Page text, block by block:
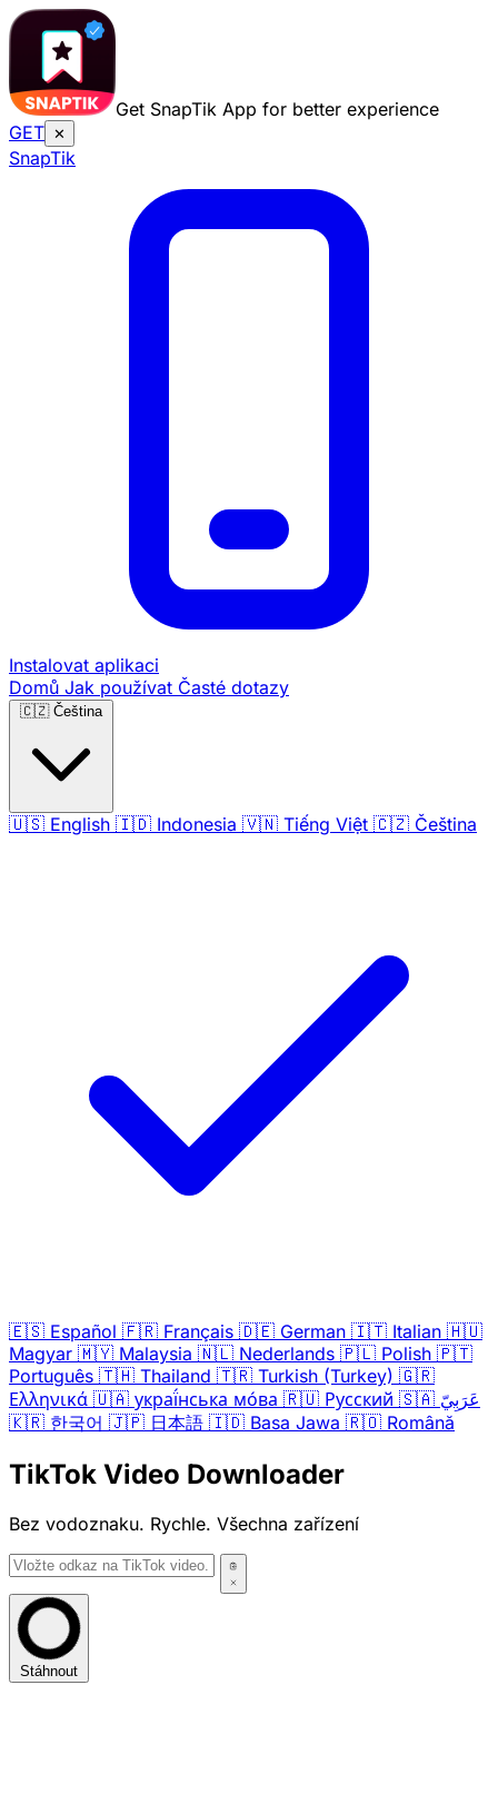
Get SnapTik App for better experience
GET ✕
SnapTik
Instalovat aplikaci
Domů Jak používat Časté dotazy
🇨🇿 Čeština
🇺🇸 English 🇮🇩 Indonesia 🇻🇳 Tiếng Việt 🇨🇿 Čeština
🇪🇸 Español 🇫🇷 Français 🇩🇪 German 🇮🇹 Italian 🇭🇺
Magyar 🇲🇾 Malaysia 🇳🇱 Nederlands 🇵🇱 Polish 🇵🇹
Português 🇹🇭 Thailand 🇹🇷 Turkish (Turkey) 🇬🇷
Ελληνικά 🇺🇦 украї́нська мо́ва 🇷🇺 Русский 🇸🇦 عَرَبِيّ
🇰🇷 한국어 🇯🇵 日本語 🇮🇩 Basa Jawa 🇷🇴 Română
TikTok Video Downloader
Bez vodoznaku. Rychle. Všechna zařízení
Stáhnout